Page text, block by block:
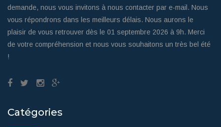
demande, nous vous invitons à nous contacter par e-mail. Nous
vous répondrons dans les meilleurs délais. Nous aurons le
plaisir de vous retrouver dès le 01 septembre 2026 à 9h. Merci
de votre compréhension et nous vous souhaitons un très bel été
!
Catégories